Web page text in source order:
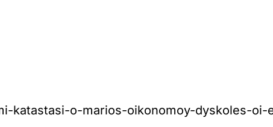
katastasi-o-marios-oikonomoy-dyskoles-oi-